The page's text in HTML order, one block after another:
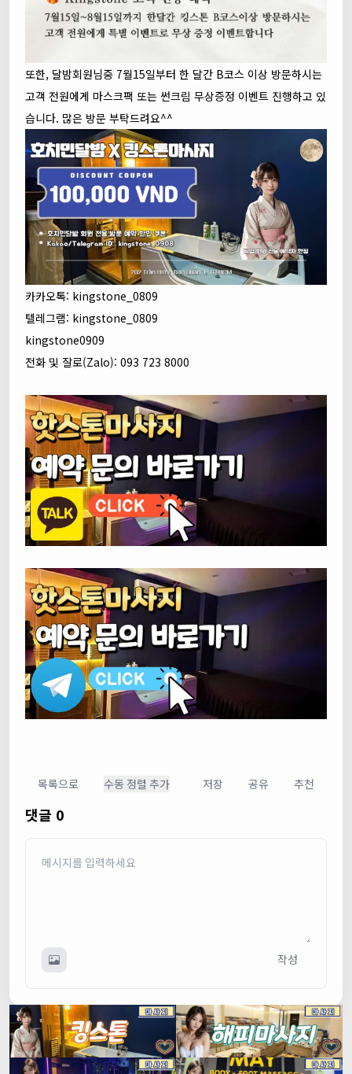
또한, 달밤회원님중 7월15일부터 한 달간 B코스 이상 방문하시는
고객 전원에게 마스크팩 또는 썬크림 무상증정 이벤트 진행하고 있
습니다. 많은 방문 부탁드려요^^
카카오톡: kingstone_0809
텔레그램: kingstone_0809
kingstone0909
전화 및 잘로(Zalo): 093 723 8000
목록으로 수동 정렬 추가 저장 공유 추천
댓글 0
작성